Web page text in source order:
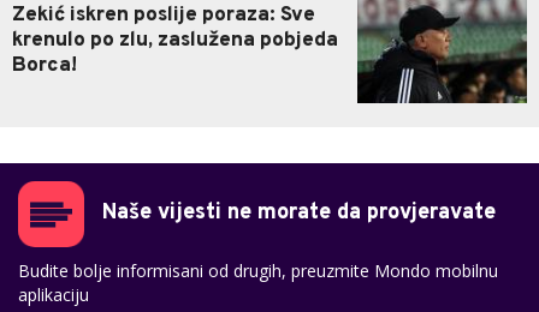
Zekić iskren poslije poraza: Sve
krenulo po zlu, zaslužena pobjeda
Borca!
Naše vijesti ne morate da provjeravate
Budite bolje informisani od drugih, preuzmite Mondo mobilnu
aplikaciju